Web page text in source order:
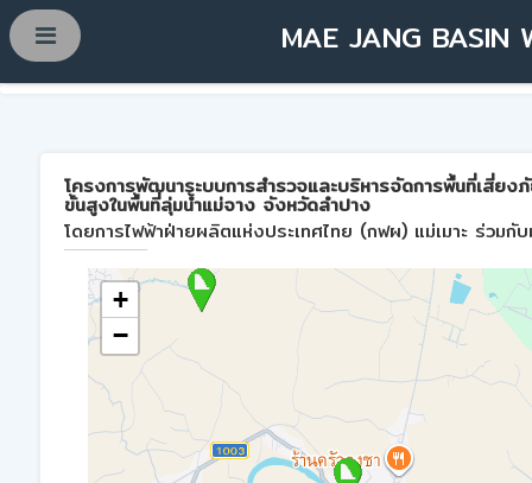
MAE JANG BASIN
โครงการพัฒนาระบบการสำรวจและบริหารจัดการพื้นที่เสี่ย
ขั้นสูงในพื้นที่ลุ่มน้ำแม่จาง จังหวัดลำปาง
โดยการไฟฟ้าฝ่ายผลิตแห่งประเทศไทย (กฟผ) แม่เมาะ ร่วมกั
+
−